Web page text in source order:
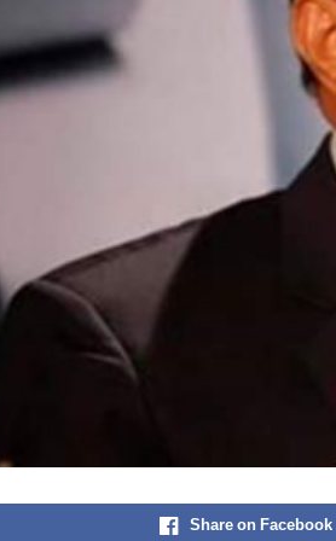
Share on Facebook